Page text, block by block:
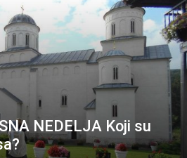
NEDELJA Koji su